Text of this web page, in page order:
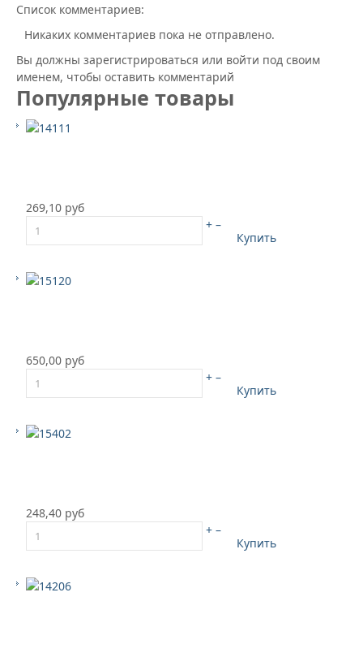
Список комментариев:
Никаких комментариев пока не отправлено.
Вы должны зарегистрироваться или войти под своим
именем, чтобы оставить комментарий
Популярные товары
269,10 руб
+ –
Купить
650,00 руб
+ –
Купить
248,40 руб
+ –
Купить